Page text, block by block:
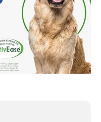
maintient aisance
et confort
pendant les
activités
modérées, à la
maison comme à
l’extérieur, jour